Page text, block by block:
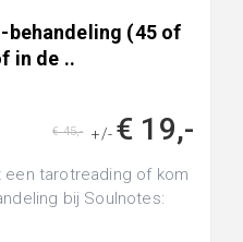
(45 of
in de ..
+/- € 19,-
€ 45,-
een tarotreading of kom
bij Soulnotes: